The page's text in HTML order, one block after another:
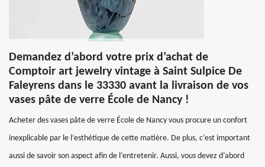
Demandez d’abord votre prix d’achat de
Comptoir art jewelry vintage à Saint Sulpice De
Faleyrens dans le 33330 avant la livraison de vos
vases pâte de verre École de Nancy !
Acheter des vases pâte de verre École de Nancy vous procure un confort
inexplicable par le l’esthétique de cette matière. De plus, c’est important
aussi de savoir son aspect afin de l’entretenir. Aussi, vous devez d’abord